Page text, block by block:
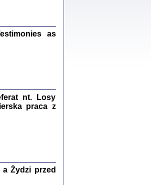
...
1944
as
nt. Losy
praca z
Żydzi przed